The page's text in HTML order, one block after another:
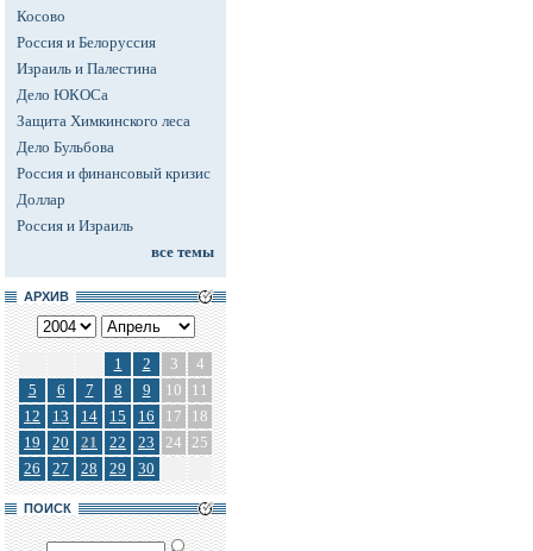
Косово
Россия и Белоруссия
Израиль и Палестина
Дело ЮКОСа
Защита Химкинского леса
Дело Бульбова
Россия и финансовый кризис
Доллар
Россия и Израиль
все темы
АРХИВ
1 2 3
4
5
6 7 8 9 10
11
12
13 14 15 16 17
18
19
20 21 22 23 24 25
26
27 28 29 30
ПОИСК